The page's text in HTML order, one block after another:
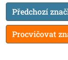
Předchozí
Procvičovat